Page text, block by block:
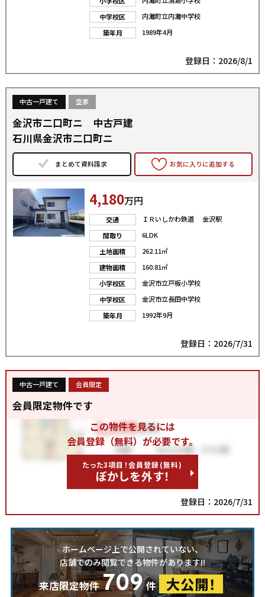
中学校区
内灘町立内灘中学校
築年月
1989年4月
登録日：2026/8/1
中古一戸建て 空家
金沢市二口町ニ 中古戸建
石川県金沢市二口町ニ
まとめて資料請求 お気に入りに追加する
4,180万円
交通
ＩＲいしかわ鉄道 金沢駅
間取り
6LDK
土地面積
262.11㎡
建物面積
160.81㎡
小学校区
金沢市立戸板小学校
中学校区
金沢市立長田中学校
築年月
1992年9月
登録日：2026/7/31
中古一戸建て 会員限定
会員限定物件です
この物件を見るには
会員登録（無料）が必要です。
たった3項目！会員登録(無料)
ぼかしを外す！
登録日：2026/7/31
ホームページ上で公開されていない、
店舗でのみ閲覧できる物件があります!!
来店限定物件 709 件 大公開！